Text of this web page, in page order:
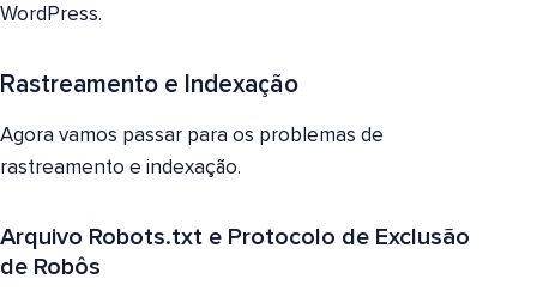
WordPress.
Rastreamento e Indexação
Agora vamos passar para os problemas de
rastreamento e indexação.
Arquivo Robots.txt e Protocolo de Exclusão
de Robôs